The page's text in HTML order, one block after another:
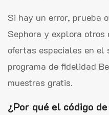
Si hay un error, prueba
Sephora y explora otros
ofertas especiales en el
programa de fidelidad
muestras gratis.
¿Por qué el código